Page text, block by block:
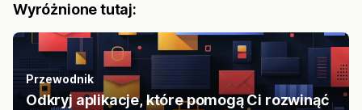
Wyróżnione tutaj:
Przewodnik
Odkryj aplikacje, które pomogą Ci rozwinąć